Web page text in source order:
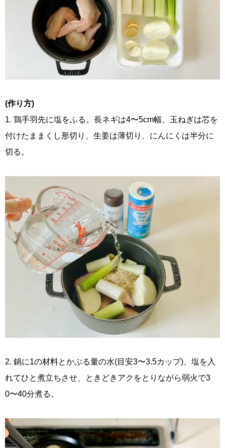
(作り方)
1. 鶏手羽先に塩をふる。長ネギは4〜5cm幅、玉ねぎは芯を
付けたままくし形切り、生姜は薄切り、にんにくは半分に
切る。
2. 鍋に1の材料とかぶる量の水(目安3〜3.5カップ)、塩を入
れてひと煮立ちさせ、ときどきアクをとりながら弱火で3
0〜40分煮る。